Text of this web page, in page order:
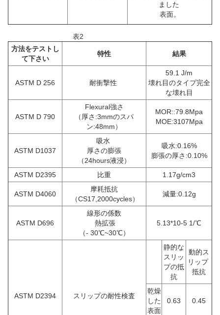
ました
表面。
表2
方法をテストし
て下さい
特性 結果
ASTM D 256 耐衝撃性
59.1 J/m
壊れ目のタイプ完全
な壊れ目
ASTM D 790
Flexural強さ
（厚さ:3mmのスパ
ン:48mm）
MOR::79.8Mpa
MOE:3107Mpa
ASTM D1037
吸水
厚さの膨張
（24hours液浸）
吸水:0.16%
膨張の厚さ:0.10%
ASTM D2395 比重 1.17g/cm3
ASTM D4060
摩耗抵抗
（CS17,2000cycles）
減量:0.12g
ASTM D696
線形の係数
熱拡張
（- 30℃~30℃）
5.13*10-5 1/℃
ASTM D2394 スリップの耐性検査
静的な
スリッ
プの抵
抗
動的ス
リップ
抵抗
乾燥
した
表面
0.63 0.45